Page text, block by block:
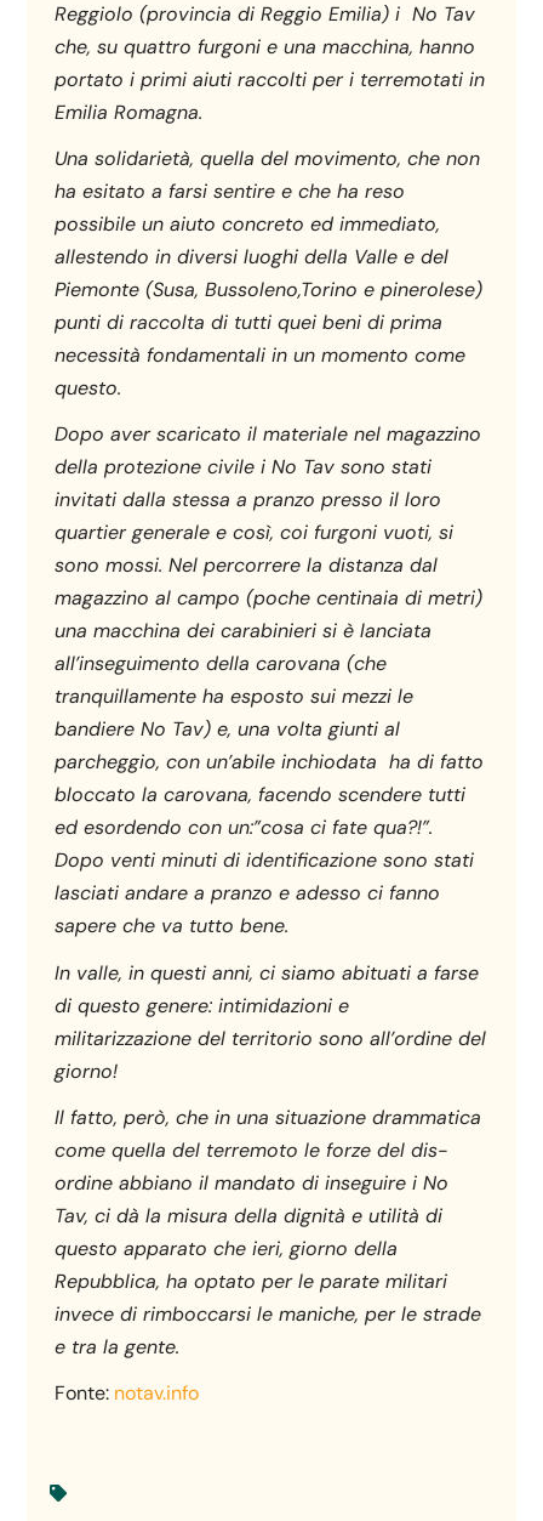
Reggiolo (provincia di Reggio Emilia) i No Tav
che, su quattro furgoni e una macchina, hanno
portato i primi aiuti raccolti per i terremotati in
Emilia Romagna.
Una solidarietà, quella del movimento, che non
ha esitato a farsi sentire e che ha reso
possibile un aiuto concreto ed immediato,
allestendo in diversi luoghi della Valle e del
Piemonte (Susa, Bussoleno,Torino e pinerolese)
punti di raccolta di tutti quei beni di prima
necessità fondamentali in un momento come
questo.
Dopo aver scaricato il materiale nel magazzino
della protezione civile i No Tav sono stati
invitati dalla stessa a pranzo presso il loro
quartier generale e così, coi furgoni vuoti, si
sono mossi. Nel percorrere la distanza dal
magazzino al campo (poche centinaia di metri)
una macchina dei carabinieri si è lanciata
all’inseguimento della carovana (che
tranquillamente ha esposto sui mezzi le
bandiere No Tav) e, una volta giunti al
parcheggio, con un’abile inchiodata ha di fatto
bloccato la carovana, facendo scendere tutti
ed esordendo con un:”cosa ci fate qua?!”.
Dopo venti minuti di identificazione sono stati
lasciati andare a pranzo e adesso ci fanno
sapere che va tutto bene.
In valle, in questi anni, ci siamo abituati a farse
di questo genere: intimidazioni e
militarizzazione del territorio sono all’ordine del
giorno!
Il fatto, però, che in una situazione drammatica
come quella del terremoto le forze del dis-
ordine abbiano il mandato di inseguire i No
Tav, ci dà la misura della dignità e utilità di
questo apparato che ieri, giorno della
Repubblica, ha optato per le parate militari
invece di rimboccarsi le maniche, per le strade
e tra la gente.
Fonte: notav.info
